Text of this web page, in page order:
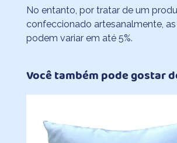
No entanto, por tratar de um
confeccionado artesanalmente,
podem variar em até 5%.
Você também pode gostar